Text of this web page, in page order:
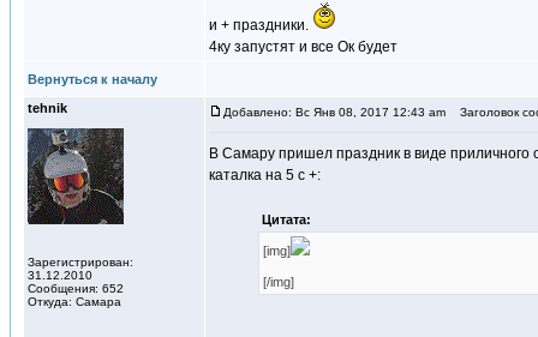
и + праздники.
4ку запустят и все Ок будет
Вернуться к началу
tehnik
Зарегистрирован:
31.12.2010
Сообщения: 652
Откуда: Самара
Добавлено: Вс Янв 08, 2017 12:43 am Заголовок
В Самару пришел праздник в виде приличного
каталка на 5 с +:
Цитата:
[img]
[/img]